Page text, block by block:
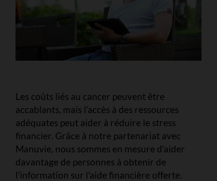
Les coûts liés au cancer peuvent être
accablants, mais l’accès à des ressources
adéquates peut aider à réduire le stress
financier. Grâce à notre partenariat avec
Manuvie, nous sommes en mesure d’aider
davantage de personnes à obtenir de
l’information sur l’aide financière offerte.